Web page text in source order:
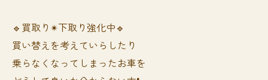
🔹買取り✴︎下取り強化中🔹
買い替えを考えていらしたり
乗らなくなってしまったお車を